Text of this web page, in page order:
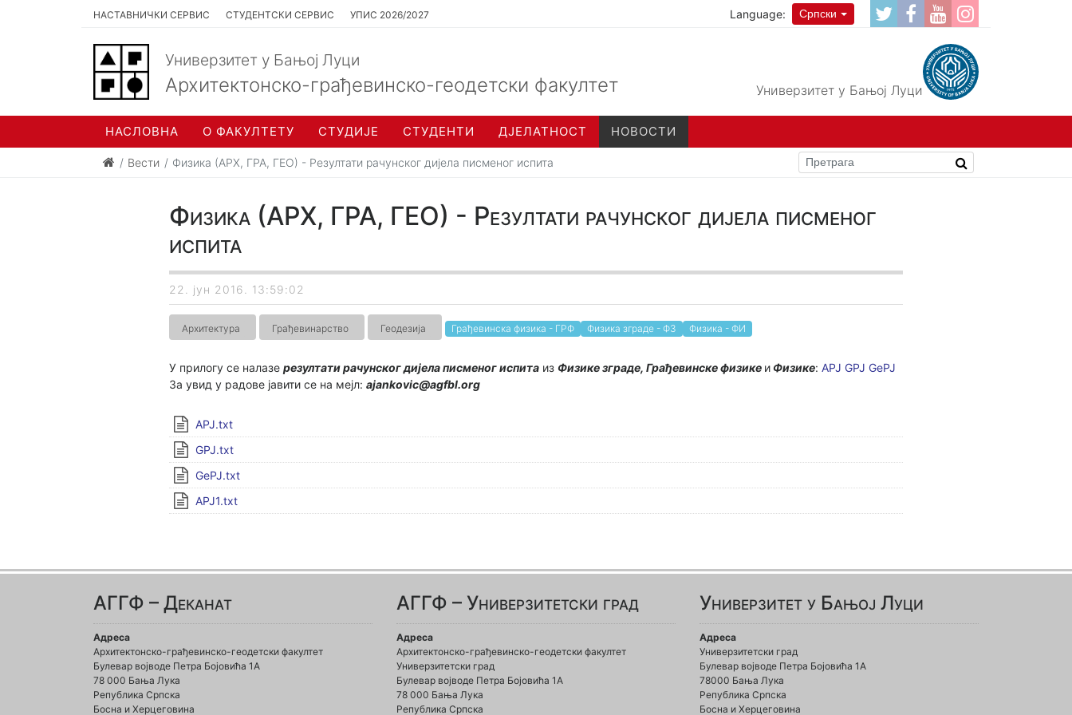
НАСТАВНИЧКИ СЕРВИС СТУДЕНТСКИ СЕРВИС УПИС 2026/2027 Language: Српски
Универзитет у Бањој Луци
Архитектонско-грађевинско-геодетски факултет Универзитет у Бањој Луци
НАСЛОВНА О ФАКУЛТЕТУ СТУДИЈЕ СТУДЕНТИ ДЈЕЛАТНОСТ НОВОСТИ
Вести Физика (АРХ, ГРА, ГЕО) - Резултати рачунског дијела писменог испита
Физика (АРХ, ГРА, ГЕО) - Резултати рачунског дијела писменог
испита
22. јун 2016. 13:59:02
Архитектура Грађевинарство Геодезија Грађевинска физика - ГРФ Физика зграде - ФЗ Физика - ФИ
У прилогу се налазе резултати рачунског дијела писменог испитаиз Физике зграде, Грађевинске физике иФизике: APJ GPJ GеPJ
За увид у радове јавити се на мејл: ajankovic@agfbl.org
APJ.txt
GPJ.txt
GеPJ.txt
APJ1.txt
АГГФ – Деканат
Адреса
Архитектонско-грађевинско-геодетски факултет
Булевар војводе Петра Бојовића 1A
78 000 Бања Лука
Република Српска
Босна и Херцеговина
АГГФ – Универзитетски град
Адреса
Архитектонско-грађевинско-геодетски факултет
Универзитетски град
Булевар војводе Петра Бојовића 1A
78 000 Бања Лука
Република Српска
Универзитет у Бањој Луци
Адреса
Универзитетски град
Булевар војводе Петра Бојовића 1А
78000 Бања Лука
Република Српска
Босна и Херцеговина